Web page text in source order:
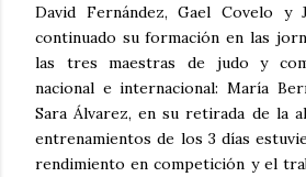
David Fernández, Gael Covelo y
continuado su formación en las
las tres maestras de judo y
nacional e internacional: María
Sara Álvarez, en su retirada de la
entrenamientos de los 3 días
rendimiento en competición y el